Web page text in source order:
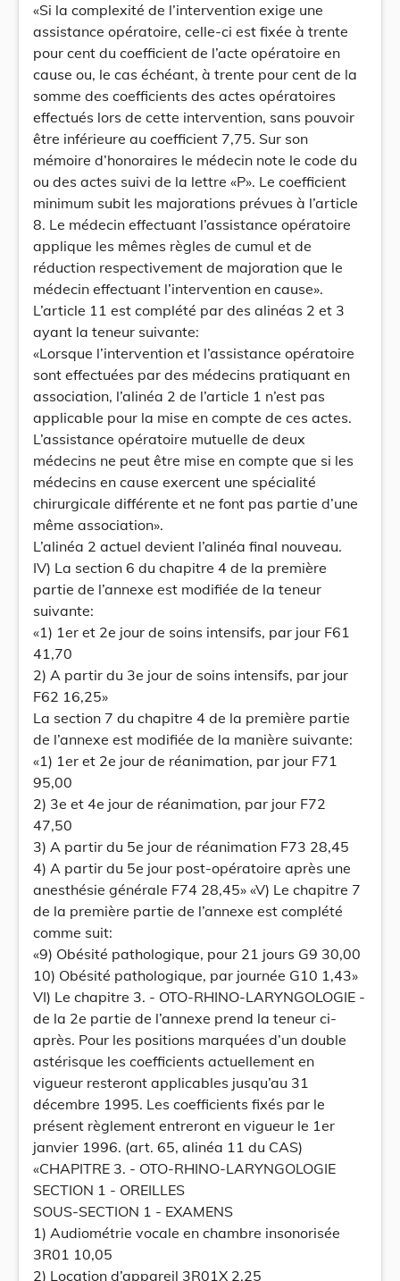
«Si la complexité de l’intervention exige une
assistance opératoire, celle-ci est fixée à trente
pour cent du coefficient de l’acte opératoire en
cause ou, le cas échéant, à trente pour cent de la
somme des coefficients des actes opératoires
effectués lors de cette intervention, sans pouvoir
être inférieure au coefficient 7,75. Sur son
mémoire d’honoraires le médecin note le code du
ou des actes suivi de la lettre «P». Le coefficient
minimum subit les majorations prévues à l’article
8. Le médecin effectuant l’assistance opératoire
applique les mêmes règles de cumul et de
réduction respectivement de majoration que le
médecin effectuant l’intervention en cause».
L’article 11 est complété par des alinéas 2 et 3
ayant la teneur suivante:
«Lorsque l’intervention et l’assistance opératoire
sont effectuées par des médecins pratiquant en
association, l’alinéa 2 de l’article 1 n’est pas
applicable pour la mise en compte de ces actes.
L’assistance opératoire mutuelle de deux
médecins ne peut être mise en compte que si les
médecins en cause exercent une spécialité
chirurgicale différente et ne font pas partie d’une
même association».
L’alinéa 2 actuel devient l’alinéa final nouveau.
IV) La section 6 du chapitre 4 de la première
partie de l’annexe est modifiée de la teneur
suivante:
«1) 1er et 2e jour de soins intensifs, par jour F61
41,70
2) A partir du 3e jour de soins intensifs, par jour
F62 16,25»
La section 7 du chapitre 4 de la première partie
de l’annexe est modifiée de la manière suivante:
«1) 1er et 2e jour de réanimation, par jour F71
95,00
2) 3e et 4e jour de réanimation, par jour F72
47,50
3) A partir du 5e jour de réanimation F73 28,45
4) A partir du 5e jour post-opératoire après une
anesthésie générale F74 28,45» «V) Le chapitre 7
de la première partie de l’annexe est complété
comme suit:
«9) Obésité pathologique, pour 21 jours G9 30,00
10) Obésité pathologique, par journée G10 1,43»
VI) Le chapitre 3. - OTO-RHINO-LARYNGOLOGIE -
de la 2e partie de l’annexe prend la teneur ci-
après. Pour les positions marquées d’un double
astérisque les coefficients actuellement en
vigueur resteront applicables jusqu’au 31
décembre 1995. Les coefficients fixés par le
présent règlement entreront en vigueur le 1er
janvier 1996. (art. 65, alinéa 11 du CAS)
«CHAPITRE 3. - OTO-RHINO-LARYNGOLOGIE
SECTION 1 - OREILLES
SOUS-SECTION 1 - EXAMENS
1) Audiométrie vocale en chambre insonorisée
3R01 10,05
2) Location d’appareil 3R01X 2,25